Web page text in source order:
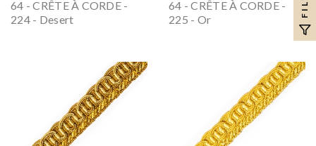
64 - CRÊTE À CORDE -
224 - Desert
64 - CRÊTE À CORDE -
225 - Or